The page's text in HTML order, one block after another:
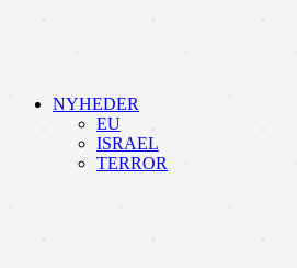
NYHEDER
EU
ISRAEL
TERROR